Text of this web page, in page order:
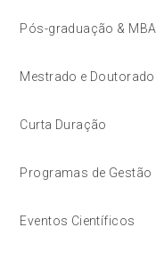
Pós-graduação & MBA
Mestrado e Doutorado
Curta Duração
Programas de Gestão
Eventos Científicos